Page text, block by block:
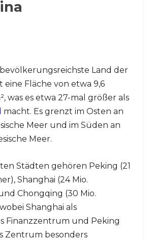
bevölkerungsreichste Land der
Fläche von etwa 9,6
was es etwa 27-mal größer als
macht. Es grenzt im Osten an
Meer und im Süden an
Meer.
Städten gehören Peking (21
Shanghai (24 Mio.
Chongqing (30 Mio.
Shanghai als
Finanzzentrum und Peking
Zentrum besonders